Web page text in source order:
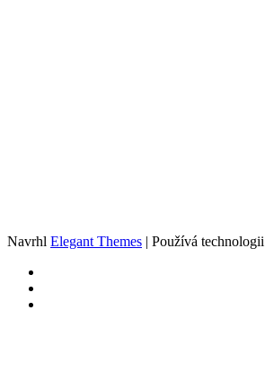
Navrhl Elegant Themes | Používá technologii